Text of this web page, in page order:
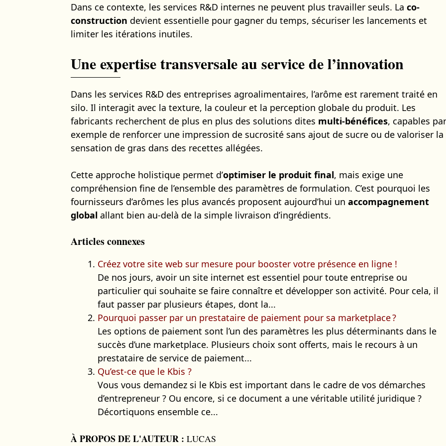
Dans ce contexte, les services R&D internes ne peuvent plus travailler seuls. La co-
construction devient essentielle pour gagner du temps, sécuriser les lancements et
limiter les itérations inutiles.
Une expertise transversale au service de l’innovation
Dans les services R&D des entreprises agroalimentaires, l’arôme est rarement traité en
silo. Il interagit avec la texture, la couleur et la perception globale du produit. Les
fabricants recherchent de plus en plus des solutions dites multi-bénéfices, capables par
exemple de renforcer une impression de sucrosité sans ajout de sucre ou de valoriser la
sensation de gras dans des recettes allégées.
Cette approche holistique permet d’optimiser le produit final, mais exige une
compréhension fine de l’ensemble des paramètres de formulation. C’est pourquoi les
fournisseurs d’arômes les plus avancés proposent aujourd’hui un accompagnement
global allant bien au-delà de la simple livraison d’ingrédients.
Articles connexes
Créez votre site web sur mesure pour booster votre présence en ligne !
De nos jours, avoir un site internet est essentiel pour toute entreprise ou
particulier qui souhaite se faire connaître et développer son activité. Pour cela, il
faut passer par plusieurs étapes, dont la...
Pourquoi passer par un prestataire de paiement pour sa marketplace ?
Les options de paiement sont l’un des paramètres les plus déterminants dans le
succès d’une marketplace. Plusieurs choix sont offerts, mais le recours à un
prestataire de service de paiement...
Qu’est-ce que le Kbis ?
Vous vous demandez si le Kbis est important dans le cadre de vos démarches
d’entrepreneur ? Ou encore, si ce document a une véritable utilité juridique ?
Décortiquons ensemble ce...
À PROPOS DE L'AUTEUR : LUCAS